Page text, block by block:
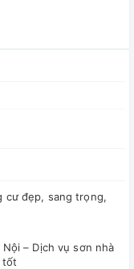
cư đẹp, sang trọng,
– Dịch vụ sơn nhà
tốt